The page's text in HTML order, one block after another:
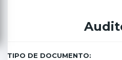
TIPO DE DOCUMENTO: